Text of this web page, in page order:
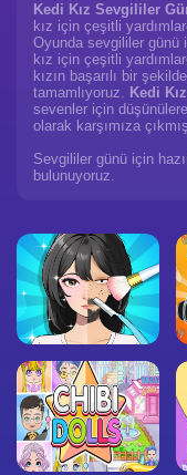
Kedi Kız Sevgililer
kız için çeşitli
Oyunda sevgililer günü
kız için çeşitli
kızın başarılı bir
tamamlıyoruz. Kedi
sevenler için
olarak karşımıza
Sevgililer günü için
bulunuyoruz.